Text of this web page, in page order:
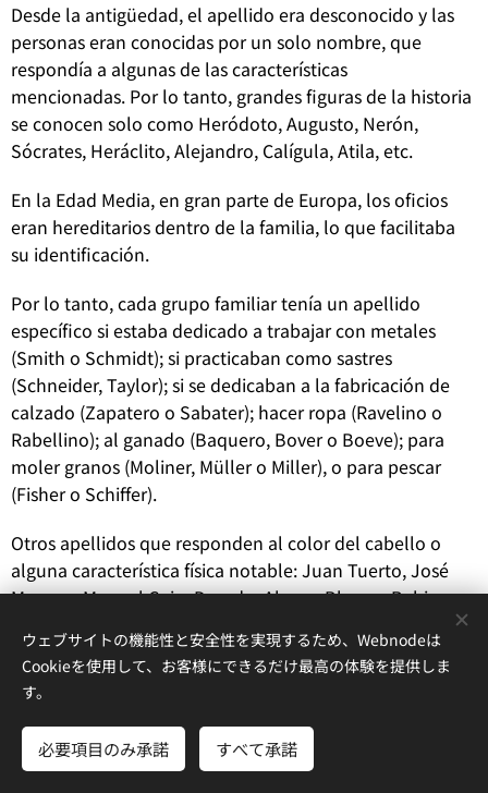
Desde la antigüedad, el apellido era desconocido y las
personas eran conocidas por un solo nombre, que
respondía a algunas de las características
mencionadas. Por lo tanto, grandes figuras de la historia
se conocen solo como Heródoto, Augusto, Nerón,
Sócrates, Heráclito, Alejandro, Calígula, Atila, etc.
En la Edad Media, en gran parte de Europa, los oficios
eran hereditarios dentro de la familia, lo que facilitaba
su identificación.
Por lo tanto, cada grupo familiar tenía un apellido
específico si estaba dedicado a trabajar con metales
(Smith o Schmidt); si practicaban como sastres
(Schneider, Taylor); si se dedicaban a la fabricación de
calzado (Zapatero o Sabater); hacer ropa (Ravelino o
Rabellino); al ganado (Baquero, Bover o Boeve); para
moler granos (Moliner, Müller o Miller), o para pescar
(Fisher o Schiffer).
Otros apellidos que responden al color del cabello o
alguna característica física notable: Juan Tuerto, José
Moreno, Manuel Cojo; Dorado, Alegre, Blanco, Rubio,
Krause (cabeza rapada o media-alta), Schwarzkopf
(moreno o de pelo negro).
Los nombres toponímicos que designan el origen de una
determinada familia (pueblo, provincia, región o país)
ウェブサイトの機能性と安全性を実現するため、Webnodeは
Cookieを使用して、お客様にできるだけ最高の体験を提供しま
す。
必要項目のみ承諾 すべて承諾